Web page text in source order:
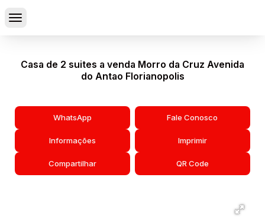
Casa de 2 suites a venda Morro da Cruz Avenida
do Antao Florianopolis
WhatsApp Fale Conosco
Informações Imprimir
Compartilhar QR Code